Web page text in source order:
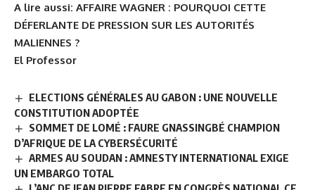
A lire aussi: AFFAIRE WAGNER : POURQUOI CETTE
DÉFERLANTE DE PRESSION SUR LES AUTORITÉS
MALIENNES ?
El Professor
ELECTIONS GÉNÉRALES AU GABON : UNE NOUVELLE
CONSTITUTION ADOPTÉE
SOMMET DE LOMÉ : FAURE GNASSINGBÉ CHAMPION
D’AFRIQUE DE LA CYBERSÉCURITÉ
ARMES AU SOUDAN : AMNESTY INTERNATIONAL EXIGE
UN EMBARGO TOTAL